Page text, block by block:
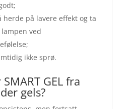
herde på lavere effekt og ta
ved
ikke sprø.
GEL fra
gels?